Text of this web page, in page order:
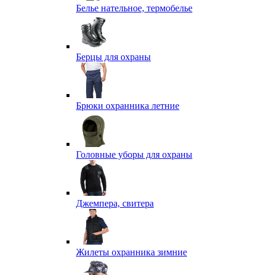
Белье нательное, термобелье
Берцы для охраны
Брюки охранника летние
Головные уборы для охраны
Джемпера, свитера
Жилеты охранника зимние